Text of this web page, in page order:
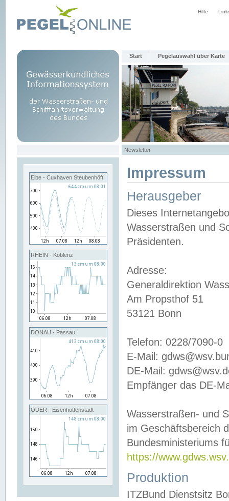
Hilfe
Start Pegelauswahl über Karte
Newsletter
Elbe - Cuxhaven Steubenhöft
RHEIN - Koblenz
DONAU - Passau
ODER - Eisenhüttenstadt
Impressum
Herausgeber
Dieses
Wasserstraßen und
Präsidenten.
Adresse:
Generaldirektion
Am Propsthof 51
53121 Bonn
Telefon: 0228/7090-0
E-Mail:
DE-Mail:
Empfänger das DE-
Wasserstraßen- und
im Geschäftsbereich
Bundesministeriums
https://
Produktion
ITZBund Dienstsitz